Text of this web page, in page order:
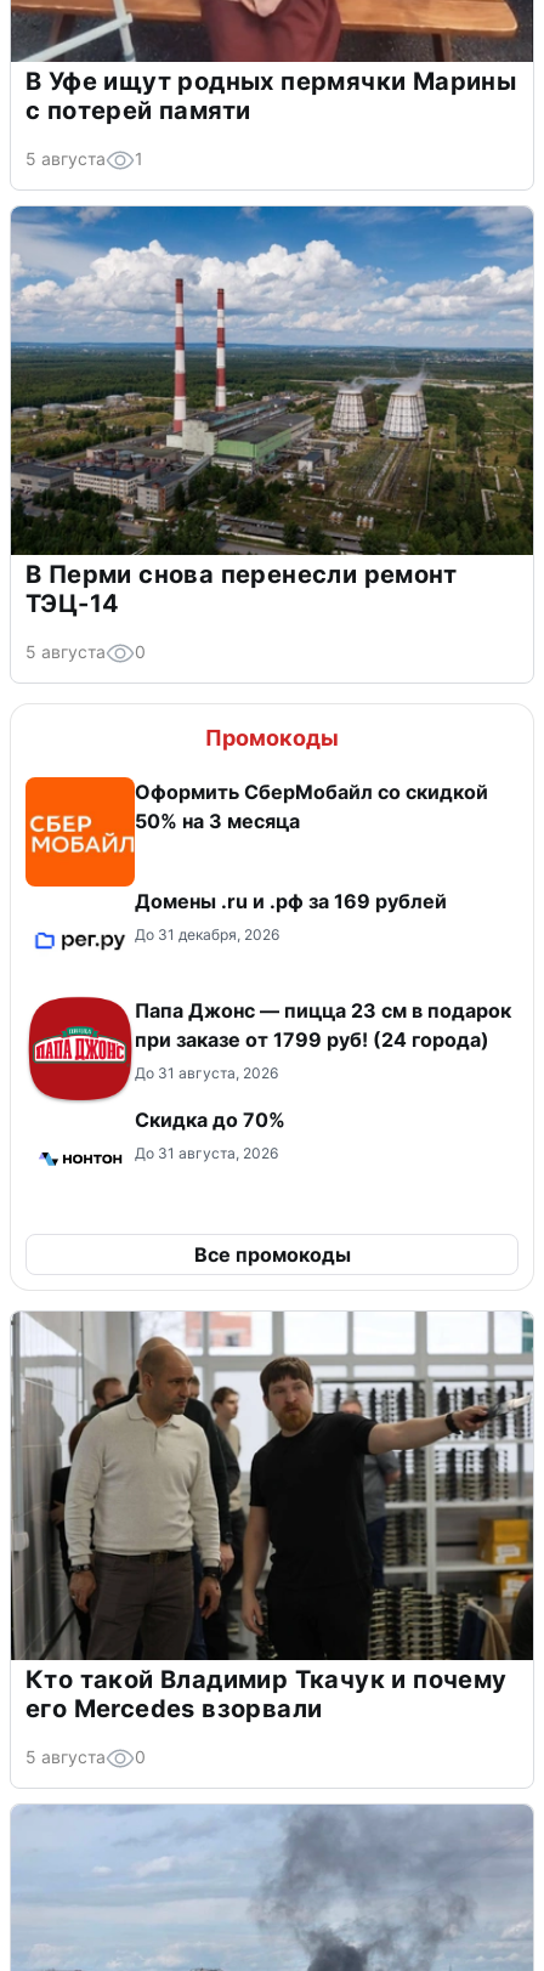
В Уфе ищут родных пермячки Марины
с потерей памяти
5 августа 1
В Перми снова перенесли ремонт
ТЭЦ-14
5 августа 0
Промокоды
Оформить СберМобайл со скидкой
50% на 3 месяца
Домены .ru и .рф за 169 рублей
До 31 декабря, 2026
Папа Джонс — пицца 23 см в подарок
при заказе от 1799 руб! (24 города)
До 31 августа, 2026
Скидка до 70%
До 31 августа, 2026
Все промокоды
Кто такой Владимир Ткачук и почему
его Mercedes взорвали
5 августа 0